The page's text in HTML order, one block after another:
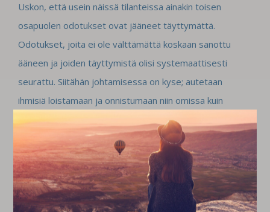
Uskon, että usein näissä tilanteissa ainakin toisen
osapuolen odotukset ovat jääneet täyttymättä.
Odotukset, joita ei ole välttämättä koskaan sanottu
ääneen ja joiden täyttymistä olisi systemaattisesti
seurattu. Siitähän johtamisessa on kyse; autetaan
ihmisiä loistamaan ja onnistumaan niin omissa kuin
yhteisissäkin tavoitteissa. Mutta jos ei tiedetä, missä
pitäisi onnistua ja mistä onnistuminen tunnistetaan, on
auttaminenkin haastavaa. Epäonnistuminen alkaa
pikkuhiljaa tuottaa jommallekummalle tai molemmille
osapuolille tunnetta, että ei tästä mitään tule, ja